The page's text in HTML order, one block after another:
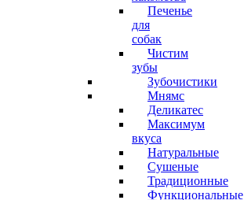
Печенье
для
собак
Чистим
зубы
Зубочистики
Мнямс
Деликатес
Максимум
вкуса
Натуральные
Сушеные
Традиционные
Функциональные